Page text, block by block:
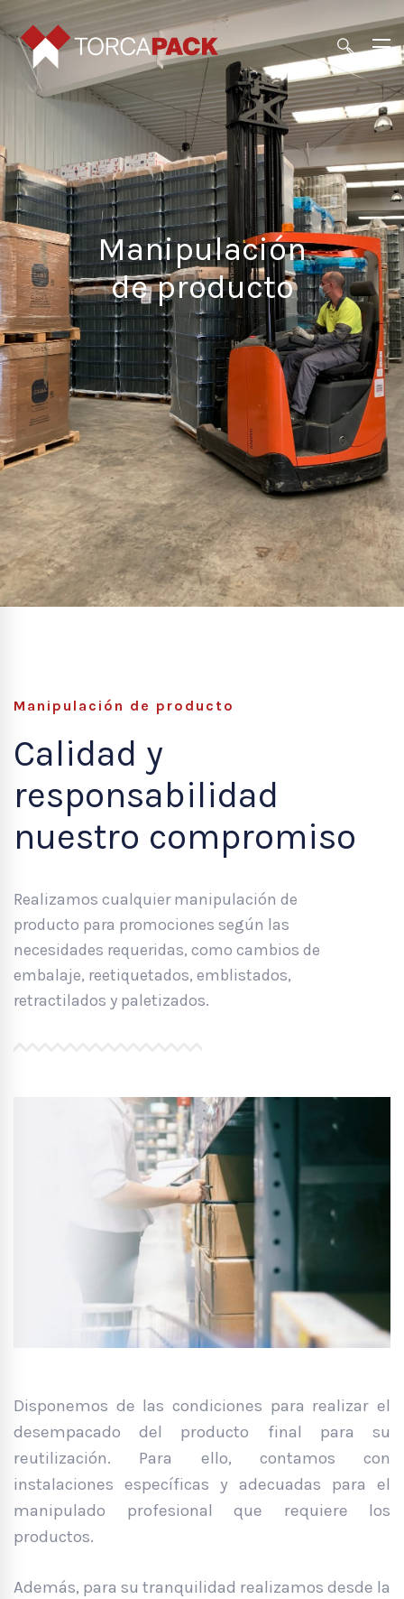
Manipulación
de producto
Manipulación de producto
Calidad y
responsabilidad
nuestro compromiso
Realizamos cualquier manipulación de
producto para promociones según las
necesidades requeridas, como cambios de
embalaje, reetiquetados, emblistados,
retractilados y paletizados.
Disponemos de las condiciones para realizar el
desempacado del producto final para su
reutilización. Para ello, contamos con
instalaciones específicas y adecuadas para el
manipulado profesional que requiere los
productos.
Además, para su tranquilidad realizamos desde la